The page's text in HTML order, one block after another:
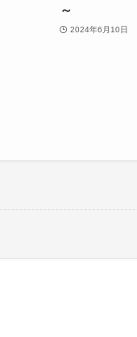
～
2024年6月10日